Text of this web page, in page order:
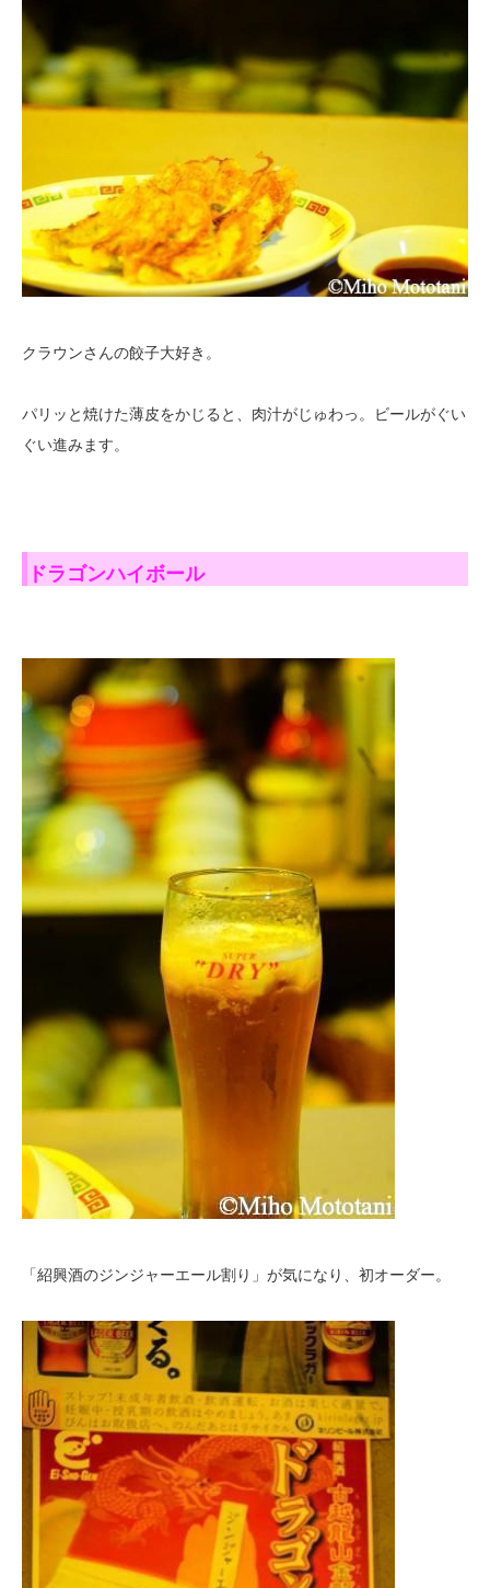
クラウンさんの餃子大好き。
パリッと焼けた薄皮をかじると、肉汁がじゅわっ。ビールがぐい
ぐい進みます。
ドラゴンハイボール
「紹興酒のジンジャーエール割り」が気になり、初オーダー。